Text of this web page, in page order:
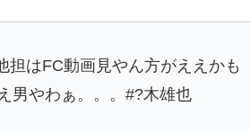
はFC動画見やん方がええかも
男やわぁ。。。#?木雄也